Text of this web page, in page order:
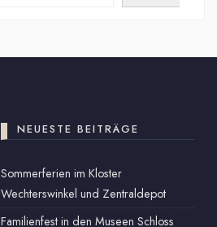
NEUESTE BEITRÄGE
Sommerferien im Kloster
Wechterswinkel und Zentraldepot
Familienfest in den Museen Schloss